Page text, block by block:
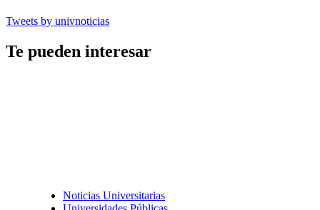
Tweets by univnoticias
Te pueden interesar
Noticias Universitarias